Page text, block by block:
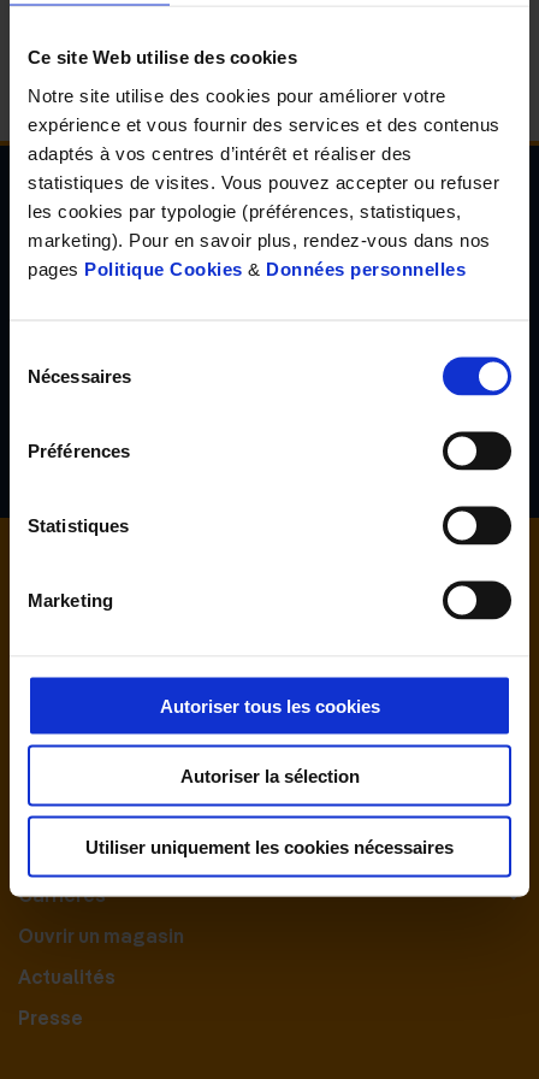
Ce site Web utilise des cookies
Notre site utilise des cookies pour améliorer votre
expérience et vous fournir des services et des contenus
adaptés à vos centres d’intérêt et réaliser des
statistiques de visites. Vous pouvez accepter ou refuser
les cookies par typologie (préférences, statistiques,
marketing). Pour en savoir plus, rendez-vous dans nos
pages Politique Cookies & Données personnelles
Nécessaires
Préférences
Statistiques
Marketing
Autoriser tous les cookies
Autoriser la sélection
Utiliser uniquement les cookies nécessaires
Nous contacter
Le Groupement
Nos engagements
Carrières
Ouvrir un magasin
Actualités
Presse
Newsletter de l'Observatoire de la santé Visuelle
et Auditive